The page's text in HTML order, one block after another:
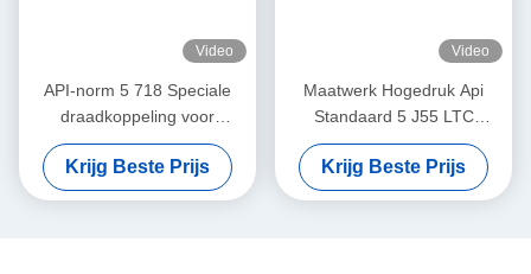
Video
API-norm 5 718 Speciale
draadkoppeling voor
olieveldapparatuur
beschikbaar voor
onmiddellijke levering
Krijg Beste Prijs
Video
Maatwerk Hogedruk Api
Standaard 5 J55 LTC
Koppeling Voor
Fabrieksverkoop
Krijg Beste Prijs